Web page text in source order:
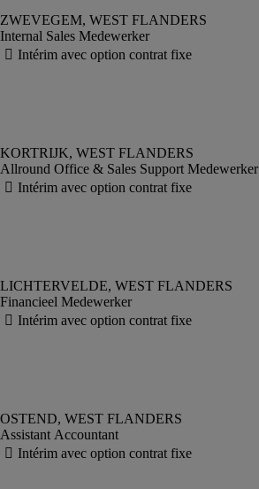
Internal Sales Medewerker
Allround Office & Sales Support Medewerker
Financieel Medewerker
Assistant Accountant